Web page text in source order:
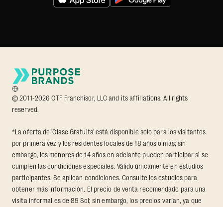
© 2011-2026 OTF Franchisor, LLC and its affiliations. All rights
reserved.
*La oferta de 'Clase Gratuita' está disponible solo para los visitantes
por primera vez y los residentes locales de 18 años o más; sin
embargo, los menores de 14 años en adelante pueden participar si se
cumplen las condiciones especiales. Válido únicamente en estudios
participantes. Se aplican condiciones. Consulte los estudios para
obtener más información. El precio de venta recomendado para una
visita informal es de 89 Sol; sin embargo, los precios varían, ya que